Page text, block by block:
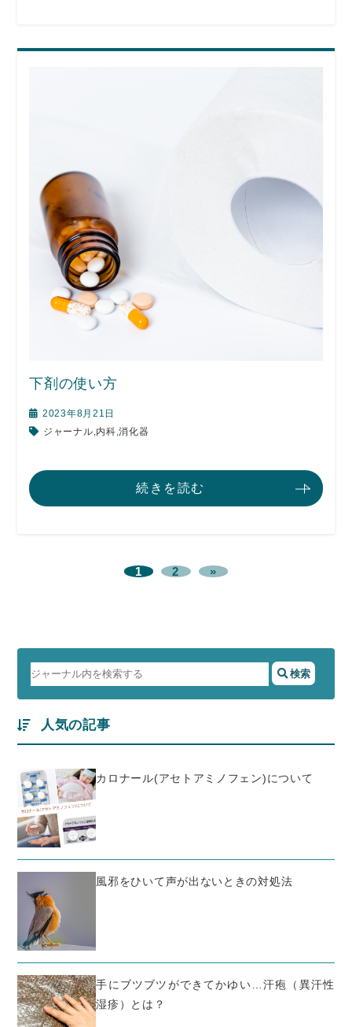
下剤の使い方
2023年8月21日
ジャーナル,内科,消化器
続きを読む
1 2 »
人気の記事
カロナール(アセトアミノフェン)について
風邪をひいて声が出ないときの対処法
手にブツブツができてかゆい…汗疱（異汗性
湿疹）とは？